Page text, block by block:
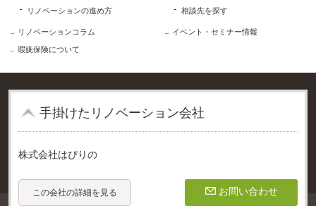
⼿掛けたリノベーション会社
株式会社はぴりの
この会社の詳細を見る お問い合わせ
リノベーションの進め方
リノベーションコラム
瑕疵保険について
相談先を探す
イベント・セミナー情報
個人情報保護方針